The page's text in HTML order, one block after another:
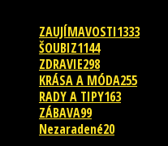
ZAUJÍMAVOSTI1333
ŠOUBIZ1144
ZDRAVIE298
KRÁSA A MÓDA255
RADY A TIPY163
ZÁBAVA99
Nezaradené20